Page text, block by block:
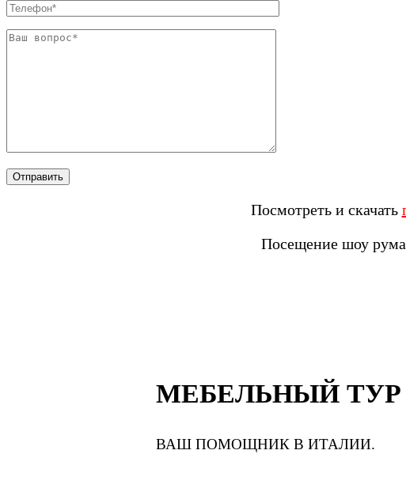
Посмотреть и скачать
Посещение шоу
МЕБЕЛЬНЫЙ
ВАШ ПОМОЩНИК В ИТАЛИИ.